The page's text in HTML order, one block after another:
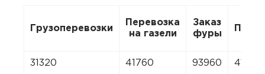
Грузоперевозки
Перевозка
на газели
Заказ
фуры
31320 41760 93960 41760